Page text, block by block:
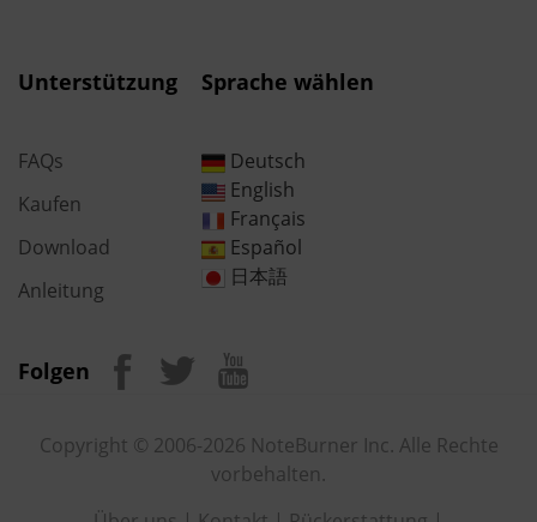
Unterstützung
FAQs
Kaufen
Download
Anleitung
Sprache wählen
Deutsch
English
Français
Español
日本語
Folgen
Copyright © 2006-2026 NoteBurner Inc. Alle Rechte
vorbehalten.